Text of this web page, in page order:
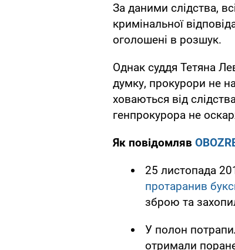
За даними слідства,
кримінальної
оголошені в розшук.
Однак суддя Тетяна
думку, прокурори не
ховаються від
генпрокурора не
Як повідомляв
25 листопада
протаранив
зброю та
У полон
отримали